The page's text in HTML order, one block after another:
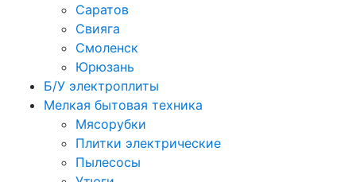
Саратов
Свияга
Смоленск
Юрюзань
Б/У электроплиты
Мелкая бытовая техника
Мясорубки
Плитки электрические
Пылесосы